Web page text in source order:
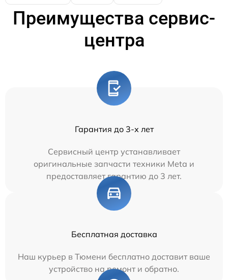
Преимущества сервис-
центра
Гарантия до 3-х лет
Сервисный центр устанавливает
оригинальные запчасти техники Meta и
предоставляет гарантию до 3 лет.
Бесплатная доставка
Наш курьер в Тюмени бесплатно доставит ваше
устройство на ремонт и обратно.